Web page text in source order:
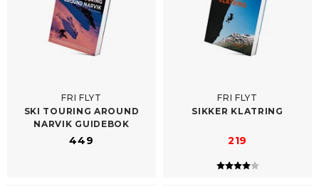
FRI FLYT
SKI TOURING AROUND
NARVIK GUIDEBOK
449
FRI FLYT
SIKKER KLATRING
219
Karakter:
4.0 av 5